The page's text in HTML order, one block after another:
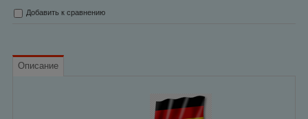
Добавить к сравнению
Описание